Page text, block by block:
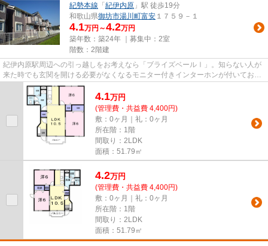
紀勢本線 「 紀伊内原 」駅 徒歩19分
和歌山県御坊市湯川町富安 １７５９－１
4.1万円～4.2万円
築年数：築24年 ｜募集中： 2室
階数：2階建
紀伊内原駅周辺への引っ越しをお考えなら「ブライズベールⅠ」。知らない人が
来た時でも玄関を開ける必要がなくなるモニター付きインターホンが付いており
ます。駐輪場付きの物件です。...
4.1万円
(管理費・共益費 4,400円)
敷：0ヶ月｜礼：0ヶ月
所在階：1階
間取り：2LDK
面積：51.79㎡
4.2万円
(管理費・共益費 4,400円)
敷：0ヶ月｜礼：0ヶ月
所在階：1階
間取り：2LDK
面積：51.79㎡